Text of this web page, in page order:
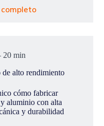
20 min
alto rendimiento
cómo fabricar
aluminio con alta
y durabilidad